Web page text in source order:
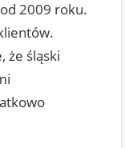
2009 roku.
że śląski